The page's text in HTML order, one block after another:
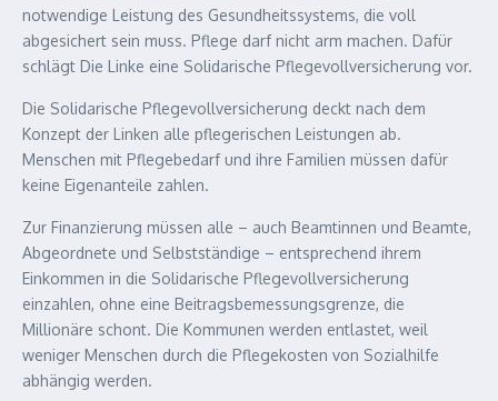
notwendige Leistung des Gesundheitssystems, die voll
abgesichert sein muss. Pflege darf nicht arm machen. Dafür
schlägt Die Linke eine Solidarische Pflegevollversicherung vor.
Die Solidarische Pflegevollversicherung deckt nach dem
Konzept der Linken alle pflegerischen Leistungen ab.
Menschen mit Pflegebedarf und ihre Familien müssen dafür
keine Eigenanteile zahlen.
Zur Finanzierung müssen alle – auch Beamtinnen und Beamte,
Abgeordnete und Selbstständige – entsprechend ihrem
Einkommen in die Solidarische Pflegevollversicherung
einzahlen, ohne eine Beitragsbemessungsgrenze, die
Millionäre schont. Die Kommunen werden entlastet, weil
weniger Menschen durch die Pflegekosten von Sozialhilfe
abhängig werden.